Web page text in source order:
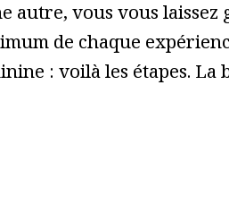
autre, vous vous
de chaque
: voilà les étapes. La